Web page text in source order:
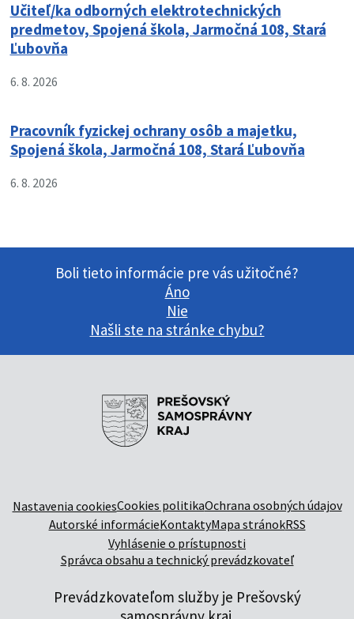
Učiteľ/ka odborných elektrotechnických
predmetov, Spojená škola, Jarmočná 108, Stará
Ľubovňa
6. 8. 2026
Pracovník fyzickej ochrany osôb a majetku,
Spojená škola, Jarmočná 108, Stará Ľubovňa
6. 8. 2026
Boli tieto informácie pre vás užitočné?
Áno
Nie
Našli ste na stránke chybu?
Nastavenia cookiesCookies politikaOchrana osobných údajov
Autorské informácieKontaktyMapa stránokRSS
Vyhlásenie o prístupnosti
Správca obsahu a technický prevádzkovateľ
Prevádzkovateľom služby je Prešovský